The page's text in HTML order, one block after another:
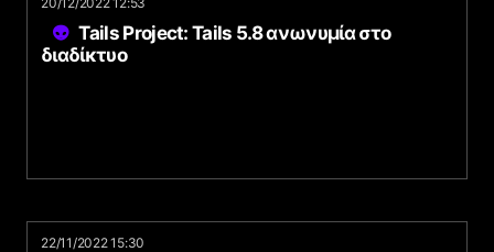
Tails Project: Tails 5.8 ανωνυμία στο
διαδίκτυο
22/11/2022 15:30